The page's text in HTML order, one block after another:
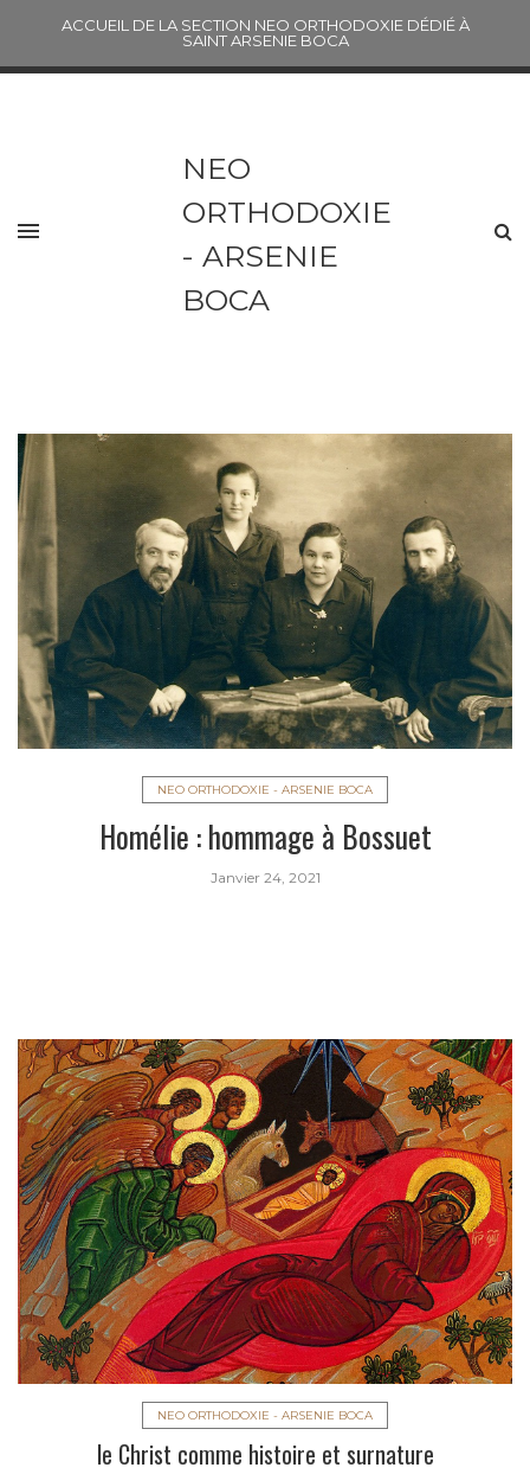
ACCUEIL DE LA SECTION NEO ORTHODOXIE DÉDIÉ À
SAINT ARSENIE BOCA
NEO
ORTHODOXIE
- ARSENIE
BOCA
NEO ORTHODOXIE - ARSENIE BOCA
Homélie : hommage à Bossuet
Janvier 24, 2021
NEO ORTHODOXIE - ARSENIE BOCA
le Christ comme histoire et surnature